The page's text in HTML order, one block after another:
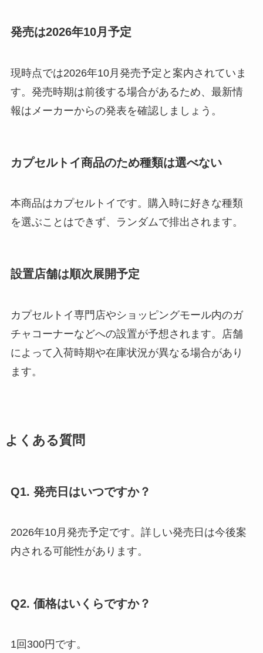
発売は2026年10月予定
現時点では2026年10月発売予定と案内されていま
す。発売時期は前後する場合があるため、最新情
報はメーカーからの発表を確認しましょう。
カプセルトイ商品のため種類は選べない
本商品はカプセルトイです。購入時に好きな種類
を選ぶことはできず、ランダムで排出されます。
設置店舗は順次展開予定
カプセルトイ専門店やショッピングモール内のガ
チャコーナーなどへの設置が予想されます。店舗
によって入荷時期や在庫状況が異なる場合があり
ます。
よくある質問
Q1. 発売日はいつですか？
2026年10月発売予定です。詳しい発売日は今後案
内される可能性があります。
Q2. 価格はいくらですか？
1回300円です。